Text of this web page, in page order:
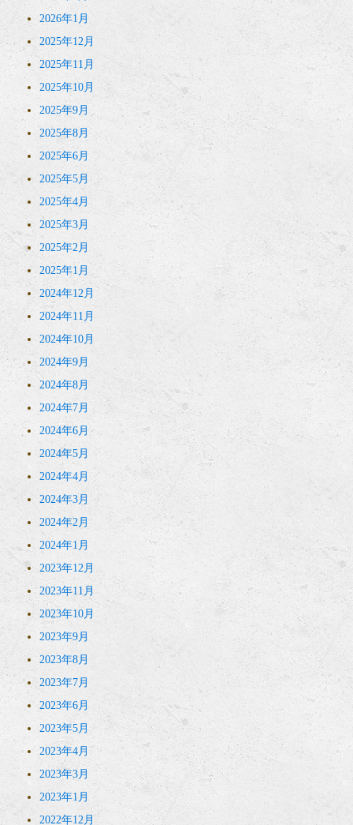
2026年1月
2025年12月
2025年11月
2025年10月
2025年9月
2025年8月
2025年6月
2025年5月
2025年4月
2025年3月
2025年2月
2025年1月
2024年12月
2024年11月
2024年10月
2024年9月
2024年8月
2024年7月
2024年6月
2024年5月
2024年4月
2024年3月
2024年2月
2024年1月
2023年12月
2023年11月
2023年10月
2023年9月
2023年8月
2023年7月
2023年6月
2023年5月
2023年4月
2023年3月
2023年1月
2022年12月